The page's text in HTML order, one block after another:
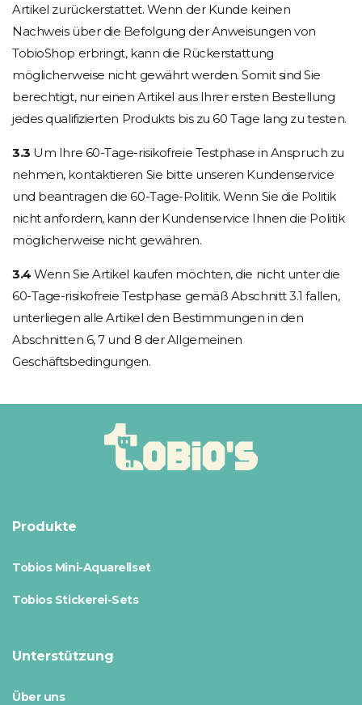
Artikel zurückerstattet. Wenn der Kunde keinen
Nachweis über die Befolgung der Anweisungen von
TobioShop erbringt, kann die Rückerstattung
möglicherweise nicht gewährt werden. Somit sind Sie
berechtigt, nur einen Artikel aus Ihrer ersten Bestellung
jedes qualifizierten Produkts bis zu 60 Tage lang zu testen.
3.3 Um Ihre 60-Tage-risikofreie Testphase in Anspruch zu
nehmen, kontaktieren Sie bitte unseren Kundenservice
und beantragen die 60-Tage-Politik. Wenn Sie die Politik
nicht anfordern, kann der Kundenservice Ihnen die Politik
möglicherweise nicht gewähren.
3.4 Wenn Sie Artikel kaufen möchten, die nicht unter die
60-Tage-risikofreie Testphase gemäß Abschnitt 3.1 fallen,
unterliegen alle Artikel den Bestimmungen in den
Abschnitten 6, 7 und 8 der Allgemeinen
Geschäftsbedingungen.
Produkte
Tobios Mini-Aquarellset
Tobios Stickerei-Sets
Unterstützung
Über uns